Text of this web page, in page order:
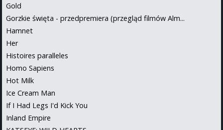
Gold
Gorzkie święta - przedpremiera (przegląd filmów Alm...
Hamnet
Her
Histoires paralleles
Homo Sapiens
Hot Milk
Ice Cream Man
If I Had Legs I'd Kick You
Inland Empire